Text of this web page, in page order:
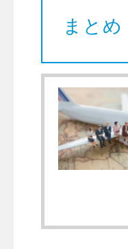
まとめ